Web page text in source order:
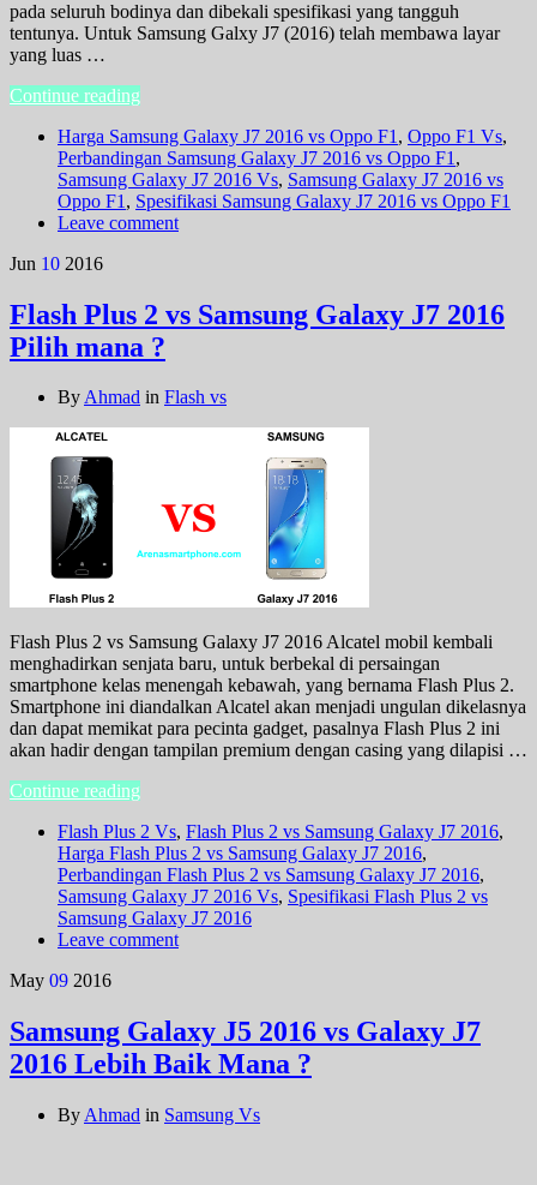
pada seluruh bodinya dan dibekali spesifikasi yang tangguh
tentunya. Untuk Samsung Galxy J7 (2016) telah membawa layar
yang luas …
Continue reading
Harga Samsung Galaxy J7 2016 vs Oppo F1 , Oppo F1 Vs,
Perbandingan Samsung Galaxy J7 2016 vs Oppo F1 ,
Samsung Galaxy J7 2016 Vs, Samsung Galaxy J7 2016 vs
Oppo F1 , Spesifikasi Samsung Galaxy J7 2016 vs Oppo F1
Leave comment
Jun 10 2016
Flash Plus 2 vs Samsung Galaxy J7 2016
Pilih mana ?
ByAhmad in Flash vs
Flash Plus 2 vs Samsung Galaxy J7 2016 Alcatel mobil kembali
menghadirkan senjata baru, untuk berbekal di persaingan
smartphone kelas menengah kebawah, yang bernama Flash Plus 2.
Smartphone ini diandalkan Alcatel akan menjadi ungulan dikelasnya
dan dapat memikat para pecinta gadget, pasalnya Flash Plus 2 ini
akan hadir dengan tampilan premium dengan casing yang dilapisi …
Continue reading
Flash Plus 2 Vs, Flash Plus 2 vs Samsung Galaxy J7 2016,
Harga Flash Plus 2 vs Samsung Galaxy J7 2016,
Perbandingan Flash Plus 2 vs Samsung Galaxy J7 2016,
Samsung Galaxy J7 2016 Vs, Spesifikasi Flash Plus 2 vs
Samsung Galaxy J7 2016
Leave comment
May 09 2016
Samsung Galaxy J5 2016 vs Galaxy J7
2016 Lebih Baik Mana ?
By Ahmad in Samsung Vs